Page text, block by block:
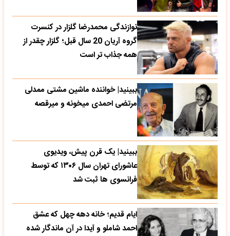
نوازندگی محمدرضا گلزار در کنسرت
گروه آریان 20 سال قبل؛ گلزار چقدر از
همه جذاب تر است
ببینید| خواننده ماشین مشتی ممدلی
مرتضی احمدی میخونه و میرقصه
ببینید| یک قرن پیش، ویدیوی
عاشورای تهران سال ۱۳۰۶ که توسط
فرانسوی ها ثبت شد
ایام قدیم؛ خانه دهه چهل که عشق
احمد شاملو و آیدا در آن ماندگار شده